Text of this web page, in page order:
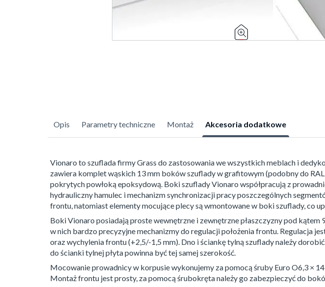
Opis Parametry techniczne Montaż Akcesoria dodatkowe
Vionaro to szuflada firmy Grass do zastosowania we wszystkich meblach i
zawiera komplet wąskich 13 mm boków szuflady w grafitowym (podobny do
pokrytych powłoką epoksydową. Boki szuflady Vionaro współpracują z
hydrauliczny hamulec i mechanizm synchronizacji pracy poszczególnych
frontu, natomiast elementy mocujące plecy są wmontowane w boki szuflady, co
Boki Vionaro posiadają proste wewnętrzne i zewnętrzne płaszczyzny pod
w nich bardzo precyzyjne mechanizmy do regulacji położenia frontu. Regulacja
oraz wychylenia frontu (+2,5/-1,5 mm). Dno i ściankę tylną szuflady należy
do ścianki tylnej płyta powinna być tej samej szerokość.
Mocowanie prowadnicy w korpusie wykonujemy za pomocą śruby Euro O6,3 ×
Montaż frontu jest prosty, za pomocą śrubokręta należy go zabezpieczyć do